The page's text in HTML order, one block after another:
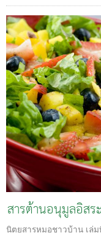
สารต้านอนุมูลอิสร
นิตยสารหมอชาวบ้าน เล่